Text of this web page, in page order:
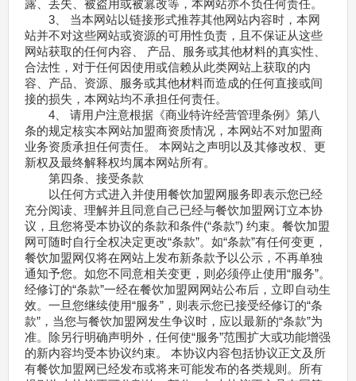
露、丢失、被盗用或被篡改等，本网站亦不负任何责任。
3、 当本网站以链接形式推荐其他网站内容时，本网
站并不对这些网站或资源的可用性负责，且不保证从这些
网站获取的任何内容、 产品、服务或其他材料的真实性、
合法性，对于任何因使用或信赖从此类网站上获取的内
容、产品、资源、服务或其他材料而造成的任何直接或间
接的损失，本网站均不承担任何责任。
4、 请用户注意根据《商业特许经营管理条例》第八
条的规定核实本网站加盟商资质情况，本网站不对加盟商
业务资质承担任何责任。 本网站之声明以及其修改权、更
新权及最终解释权均属本网站所有。
第四条、接受条款
以任何方式进入并使用餐饮加盟网服务即表示您已经
充分阅读、理解并且同意自己已经与餐饮加盟网订立本协
议，且您将受本协议的条款和条件(“条款”) 约束。餐饮加盟
网可随时自行全权决定更改“条款”。如“条款”有任何变更，
餐饮加盟网仅将在网站上发布新条款予以公示，不再单独
通知予您。如您不同意相关变更，则必须停止使用“服务”。
经修订的“条款”一经在餐饮加盟网网站公布后，立即自动生
效。一旦您继续使用“服务”，则表示您已接受经修订的“条
款”，当您与餐饮加盟网发生争议时，应以最新的“条款”为
准。除另行明确声明外，任何使“服务”范围扩大或功能增强
的新内容均受本协议约束。 本协议内容包括协议正文及所
有餐饮加盟网已经发布或将来可能发布的各类规则。所有